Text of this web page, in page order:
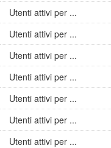
Utenti attivi per ...
Utenti attivi per ...
Utenti attivi per ...
Utenti attivi per ...
Utenti attivi per ...
Utenti attivi per ...
Utenti attivi per ...